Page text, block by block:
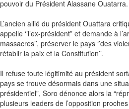
pouvoir du Président Alassane Ouatarra.
L’ancien allié du président Ouattara
appelle ‘’l’ex-président” et demande à
massacres’’, préserver le pays ‘’des
rétablir la paix et la Constitution’’.
Il refuse toute légitimité au président
pays se trouve désormais dans une
présidentiel”, Soro dénonce alors la
plusieurs leaders de l’opposition